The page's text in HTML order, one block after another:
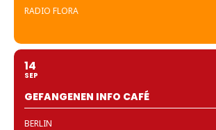
RADIO FLORA
14
SEP
GEFANGENEN INFO CAFÉ
BERLIN